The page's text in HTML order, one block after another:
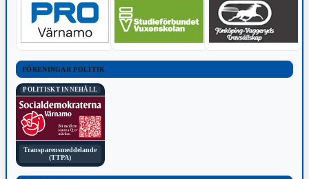
FÖRENINGAR POLITIK
POLITISKT INNEHÅLL
Transparensmeddelande
(TTPA)